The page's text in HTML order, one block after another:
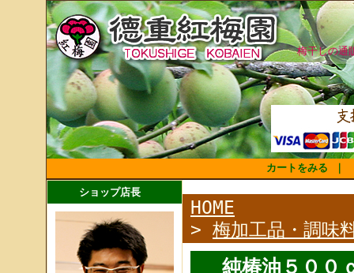
梅干しの通
カートをみる
ショップ店長
HOME
> 梅加工品・調味
純椿油５０